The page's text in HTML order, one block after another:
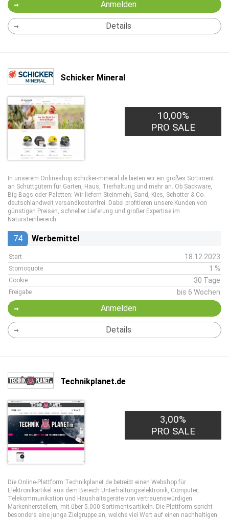
Anmelden
Details
Schicker Mineral
1,00€
PRO LEAD
10,00%
PRO SALE
In unserem Onlineshop schicker-mineral.de bieten wir ein großes Sortiment
an Schüttgütern für Garten, Haus, Tierhaltung und mehr an. Ob Sackware,
Big Bags oder Paletten: Wir liefern Steinmehl, Sand, Kies, Schotter & Co.
deutschlandweit versandkostenfrei. Dabei profitieren unsere Kunden von
günstigen Preisen, schneller Lieferung und großer Expertise im
Natursteinbereich.
74 Werbemittel
Start 18.12.2023
Stornoquote 1 %
Cookie 30 Tage
Freigabe bis 6 Wochen
Anmelden
Details
Technikplanet.de
3,00%
PRO SALE
Die Online-Plattform Technikplanet.de betreibt einen Webshop für
Elektronikartikel aus dem Bereich Unterhaltungselektronik, Computer,
Telekommunikation und Haushaltsgeräte von vertrauenswürdigen
Markenherstellern, mit über 5.000 Sortimentsartikeln. Die Plattform spricht
besonders eine junge Zielgruppe an, welche viel Wert auf einen nachhaltigen